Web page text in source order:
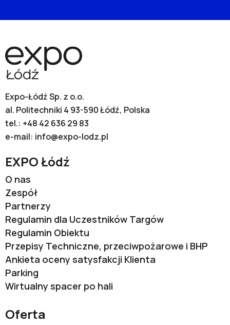
Expo-Łódź Sp. z o.o.
al. Politechniki 4 93-590 Łódź, Polska
tel.: +48 42 636 29 83
e-mail: info@expo-lodz.pl
EXPO Łódź
O nas
Zespół
Partnerzy
Regulamin dla Uczestników Targów
Regulamin Obiektu
Przepisy Techniczne, przeciwpożarowe i BHP
Ankieta oceny satysfakcji Klienta
Parking
Wirtualny spacer po hali
Oferta